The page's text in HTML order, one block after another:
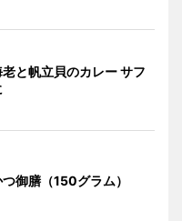
と帆立貝のカレー サフ
御膳（150グラム）